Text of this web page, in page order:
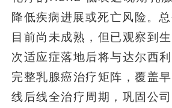
降低疾病进展或死亡风险。
目前尚未成熟，但已观察到
次适应症落地后将与达尔西
完整乳腺癌治疗矩阵，覆盖
线后线全治疗周期，巩固公